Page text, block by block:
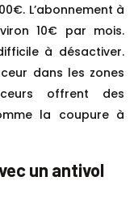
L’abonnement à
10€ par mois.
à désactiver.
dans les zones
offrent des
la coupure à
un antivol